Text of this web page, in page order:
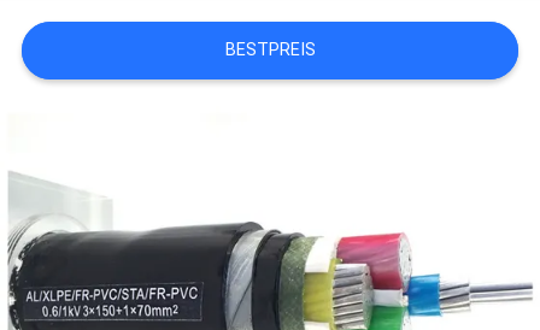
REFERENZEN
SITEMAP
DATENSCHUTZRICHTLINIE
BESTPREIS